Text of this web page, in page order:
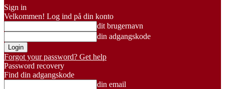
Sign in
Velkommen! Log ind på din konto
dit brugernavn
din adgangskode
Forgot your password? Get help
Password recovery
Find din adgangskode
din email